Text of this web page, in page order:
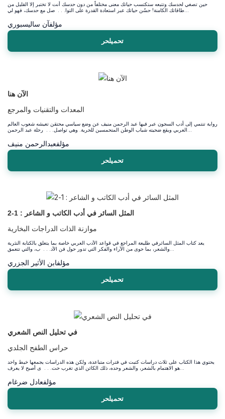
حين تصغي لحدسك وتتبعه ستكتسب حياتك معنى مختلفاً من دون حدسك أنت لا تختبر إلا القليل من
مؤلفآن ساليسبوري
تحميلحر
الآن هنا
المعدات والتقنيات والمرجع
رواية تنتمي إلى أدب السجون عبر فيها عبد الرحمن منيف عن وضع سياسي محتقن تعيشه شعوب العالم
مؤلفعبدالرحمن منيف
تحميلحر
المثل السائر في أدب الكاتب و الشاعر : 1-2
موازنة الذات الدراجات البخارية
يعد كتاب المثل السائرفي طليعة المراجع في قواعد الأدب العربي خاصة بما يتعلق بالكتابة النثرية
مؤلفابن الأثير الجزري
تحميلحر
في تحليل النص الشعري
حراس الطفح الجلدي
يحتوي هذا الكتاب على ثلاث دراسات كتبت في فترات متباعدة، ولكن هذه الدراسات يجمعها خيط واحد
مؤلفعادل ضرغام
تحميلحر